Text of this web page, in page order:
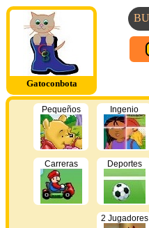
Gatoconbota
Pequeños Ingenio
Carreras Deportes
2 Jugadores